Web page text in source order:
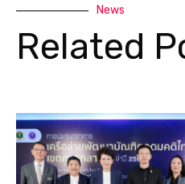
News
Related